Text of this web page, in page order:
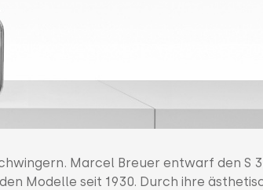
Marcel Breuer entwarf den S
Modelle seit 1930. Durch ihre